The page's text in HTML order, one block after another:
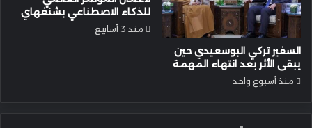
السفير تركي البوسعيدي حين
يبقى الأثر بعد انتهاء المهمة
منذ أسبوع واحد
للذكاء الاصطناعي بشنغهاي
منذ 3 أسابيع